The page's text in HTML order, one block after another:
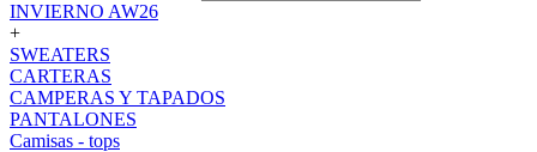
INVIERNO AW26
+
SWEATERS
CARTERAS
CAMPERAS Y TAPADOS
PANTALONES
Camisas - tops